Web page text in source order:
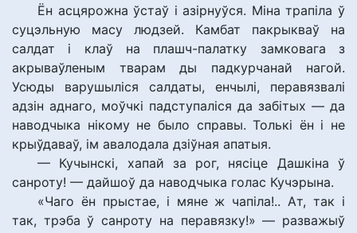
Ён асцярожна ўстаў і азірнуўся. Міна трапіла ў
суцэльную масу людзей. Камбат пакрыкваў на
салдат і клаў на плашч-палатку замковага з
акрываўленым тварам ды падкурчанай нагой.
Усюды варушыліся салдаты, енчылі, перавязвалі
адзін аднаго, моўчкі падступаліся да забітых — да
наводчыка нікому не было справы. Толькі ён і не
крыўдаваў, ім авалодала дзіўная апатыя.
— Кучынскі, хапай за рог, нясіце Дашкіна ў
санроту! — дайшоў да наводчыка голас Кучэрына.
«Чаго ён прыстае, і мяне ж чапіла!.. Ат, так і
так, трэба ў санроту на перавязку!» — разважыў